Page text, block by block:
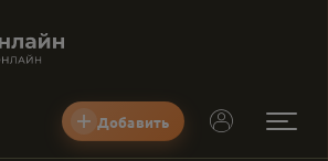
Добавить